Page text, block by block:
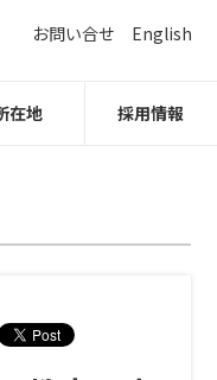
在地 採用情報
お問い合せ English